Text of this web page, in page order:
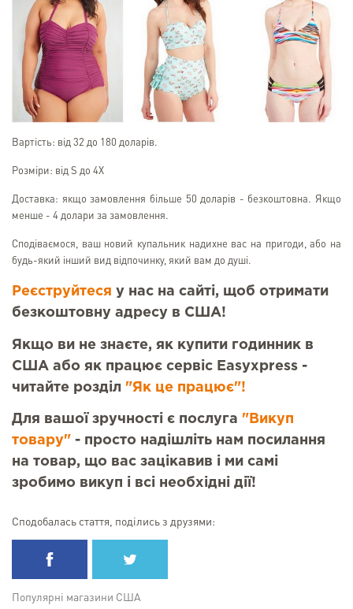
Вартість: від 32 до 180 доларів.
Розміри: від S до 4X
Доставка: якщо замовлення більше 50 доларів - безкоштовна. Якщо
менше - 4 долари за замовлення.
Сподіваємося, ваш новий купальник надихне вас на пригоди, або на
будь-який інший вид відпочинку, який вам до душі.
Реєструйтеся у нас на сайті, щоб отримати
безкоштовну адресу в США!
Якщо ви не знаєте, як купити годинник в
США або як працює сервіс Easyxpress -
читайте розділ "Як це працює"!
Для вашої зручності є послуга "Викуп
товару" - просто надішліть нам посилання
на товар, що вас зацікавив і ми самі
зробимо викуп і всі необхідні дії!
Сподобалась стаття, поділись з друзями:
Популярні магазини США